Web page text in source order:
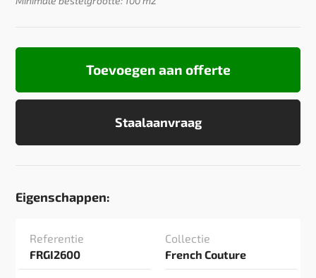
Staalaanvraag
Toevoegen aan offerte
Eigenschappen:
Referentie
FRGI2600
Collectie
French Couture